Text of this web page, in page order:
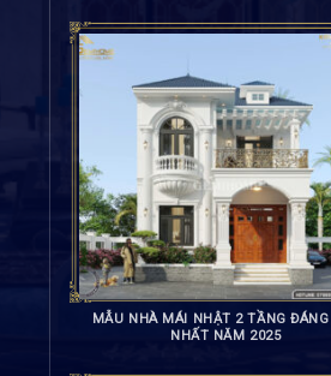
MẪU NHÀ MÁI NHẬT 2 TẦNG ĐÁNG
NHẤT NĂM 2025